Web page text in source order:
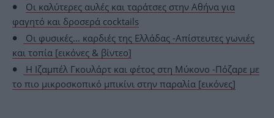
Οι καλύτερες αυλές και ταράτσες στην Αθήνα για
φαγητό και δροσερά cocktails
Οι φυσικές... καρδιές της Ελλάδας -Απίστευτες γωνιές
και τοπία [εικόνες & βίντεο]
Η Ιζαμπέλ Γκουλάρτ και φέτος στη Μύκονο -Πόζαρε με
το πιο μικροσκοπικό μπικίνι στην παραλία [εικόνες]